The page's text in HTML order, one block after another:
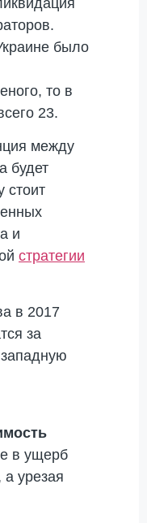
было
то в
23.
между
будет
стоит
и
стратегии
в 2017
за
в ущерб
урезая